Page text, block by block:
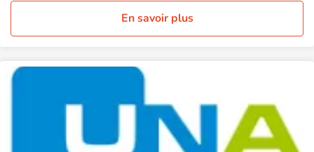
En savoir plus